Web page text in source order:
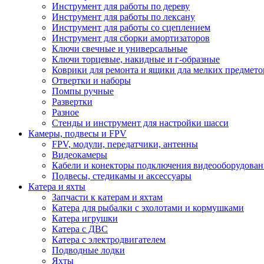
Инструмент для работы по дереву
Инструмент для работы по лексану
Инструмент для работы со сцеплением
Инструмент для сборки амортизаторов
Ключи свечные и универсальные
Ключи торцевые, накидные и г-образные
Коврики для ремонта и ящики дла мелких
Отвертки и наборы
Помпы ручные
Развертки
Разное
Стенды и инструмент для настройки шасси
Камеры, подвесы и FPV
FPV, модули, передатчики, антенны
Видеокамеры
Кабели и конекторы подключения
Подвесы, стедикамы и аксессуары
Катера и яхты
Запчасти к катерам и яхтам
Катера для рыбалки с эхолотами и кормушками
Катера игрушки
Катера с ДВС
Катера с электродвигателем
Подводные лодки
Яхты